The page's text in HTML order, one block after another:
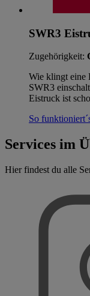
SWR3
Zugehörigkeit:
Wie klingt eine
SWR3
Eistruck ist
So
Services im
Hier findest du alle